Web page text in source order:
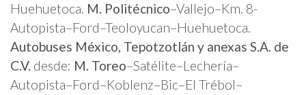
Huehuetoca. M. Politécnico–Vallejo–Km. 8-
Autopista–Ford–Teoloyucan–Huehuetoca.
Autobuses México, Tepotzotlán y anexas S.A. de
C.V. desde: M. Toreo–Satélite–Lechería–
Autopista–Ford–Koblenz–Bic–El Trébol–